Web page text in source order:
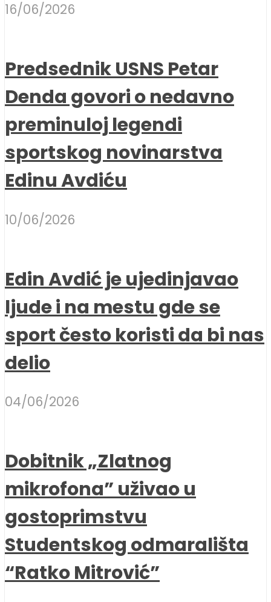
16/06/2026
Predsednik USNS Petar
Denda govori o nedavno
preminuloj legendi
sportskog novinarstva
Edinu Avdiću
10/06/2026
Edin Avdić je ujedinjavao
ljude i na mestu gde se
sport često koristi da bi nas
delio
04/06/2026
Dobitnik „Zlatnog
mikrofona” uživao u
gostoprimstvu
Studentskog odmarališta
“Ratko Mitrović”